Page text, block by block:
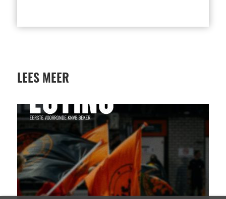
LEES MEER